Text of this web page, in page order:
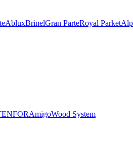
AbluxBrinelGran ParteRoyal Parket
AmigoWood System